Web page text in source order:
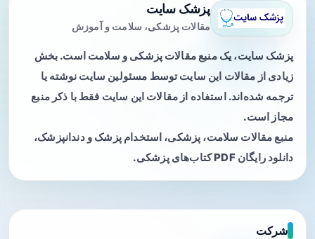
پزشک سایت
مقالات پزشکی، سلامت و آموزش
پزشک سایت، یک منبع مقالات پزشکی و سلامت است. بخش
زیادی از مقالات این سایت توسط مسئولین سایت نوشته یا
ترجمه شده‌اند. استفاده از مقالات این سایت فقط با ذکر منبع
مجاز است.
منبع مقالات سلامت، پزشکی، استخدام پزشک و دندانپزشک،
دانلود رایگان PDF کتاب‌های پزشکی.
شرکت